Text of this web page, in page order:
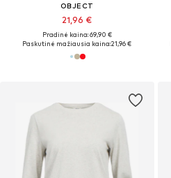
OBJECT
21,96 €
Pradinė kaina: 69,90 €
Paskutinė mažiausia kaina:21,96 €